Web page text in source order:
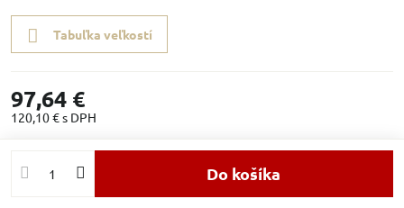
Tabuľka veľkostí
97,64 €
120,10 €s DPH
Do košíka